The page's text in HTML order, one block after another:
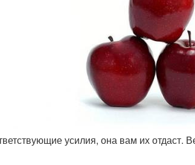
усилия, она вам их отдаст.